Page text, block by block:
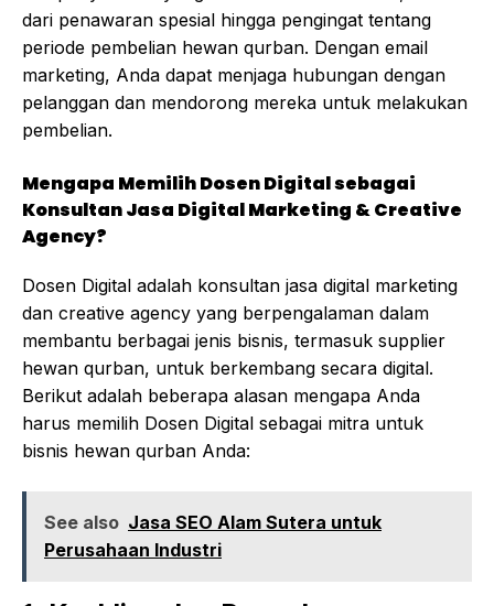
dari penawaran spesial hingga pengingat tentang
periode pembelian hewan qurban. Dengan email
marketing, Anda dapat menjaga hubungan dengan
pelanggan dan mendorong mereka untuk melakukan
pembelian.
Mengapa Memilih Dosen Digital sebagai
Konsultan Jasa Digital Marketing & Creative
Agency?
Dosen Digital adalah konsultan jasa digital marketing
dan creative agency yang berpengalaman dalam
membantu berbagai jenis bisnis, termasuk supplier
hewan qurban, untuk berkembang secara digital.
Berikut adalah beberapa alasan mengapa Anda
harus memilih Dosen Digital sebagai mitra untuk
bisnis hewan qurban Anda:
See also Jasa SEO Alam Sutera untuk
Perusahaan Industri